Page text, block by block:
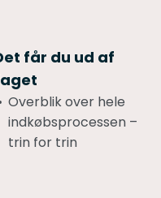
får du ud af
Overblik over hele
indkøbsprocessen –
trin for trin